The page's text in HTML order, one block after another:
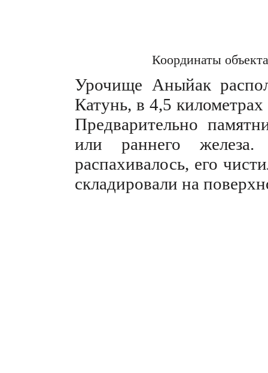
Координаты
Урочище Аныйак
Катунь, в 4,5
Предварительно
или раннего
распахивалось, его
складировали на